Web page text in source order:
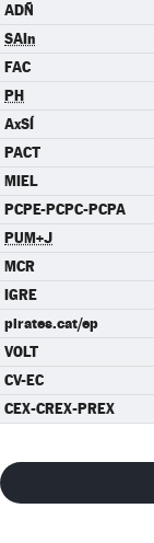
ADÑ
SAIn
FAC
PH
AxSÍ
PACT
MIEL
PCPE-PCPC-PCPA
PUM+J
MCR
IGRE
pirates.cat/ep
VOLT
CV-EC
CEX-CREX-PREX